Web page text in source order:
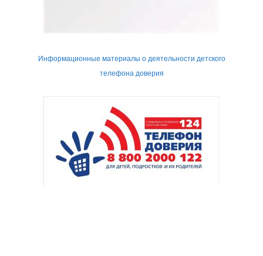
Информационные материалы о деятельности детского
телефона доверия